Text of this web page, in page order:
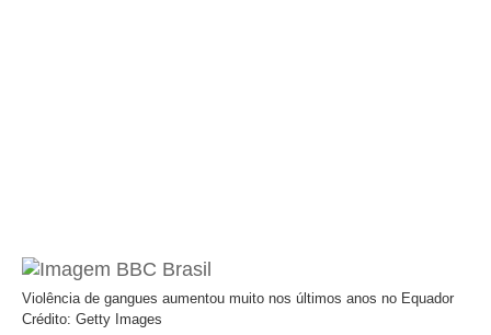
Violência de gangues aumentou muito nos últimos anos no Equador
Crédito: Getty Images